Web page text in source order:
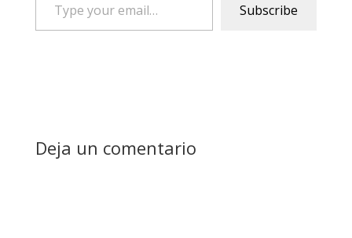
email…
Subscribe
Deja un comentario